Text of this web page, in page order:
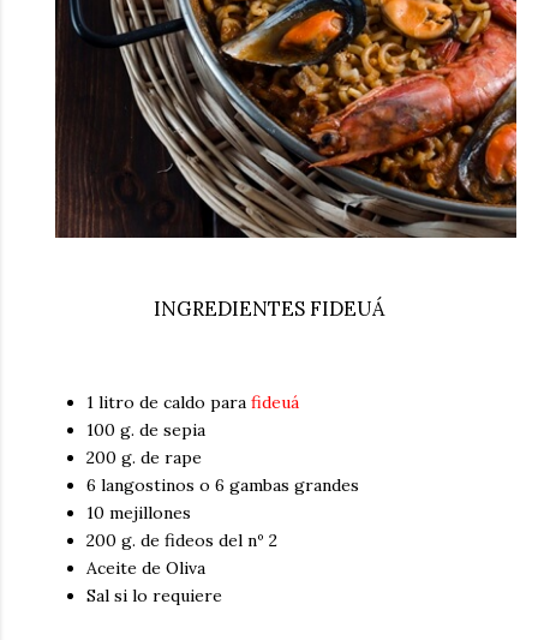
INGREDIENTES FIDEUÁ
1 litro de caldo para fideuá
100 g. de sepia
200 g. de rape
6 langostinos o 6 gambas grandes
10 mejillones
200 g. de fideos del nº 2
Aceite de Oliva
Sal si lo requiere